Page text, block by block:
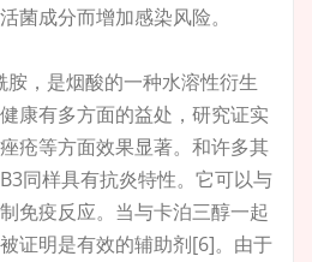
菌成分而增加感染风险。
，是烟酸的一种水溶性衍生
康有多方面的益处，研究证实
疮等方面效果显著。和许多其
同样具有抗炎特性。它可以与
免疫反应。当与卡泊三醇一起
证明是有效的辅助剂[6]。由于